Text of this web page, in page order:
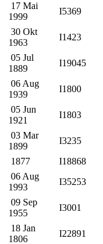
17 Mai
1999
I5369
30 Okt
1963
I1423
05 Jul
1889
I19045
06 Aug
1939
I1800
05 Jun
1921
I1803
03 Mar
1899
I3235
1877
I18868
06 Aug
1993
I35253
09 Sep
1955
I3001
18 Jan
1806
I22891